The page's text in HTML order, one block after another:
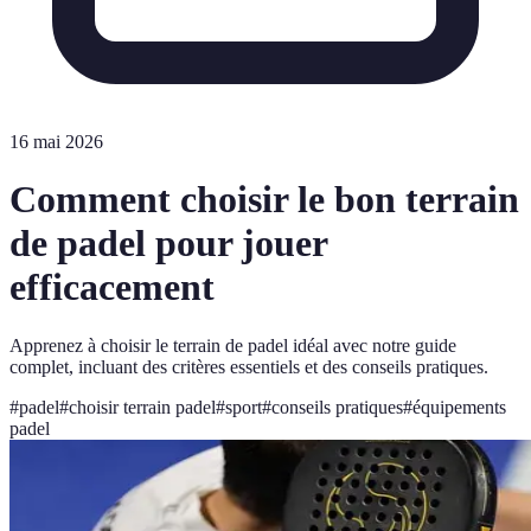
16 mai 2026
Comment choisir le bon terrain
de padel pour jouer
efficacement
Apprenez à choisir le terrain de padel idéal avec notre guide
complet, incluant des critères essentiels et des conseils pratiques.
#padel#choisir terrain padel#sport#conseils pratiques#équipements
padel